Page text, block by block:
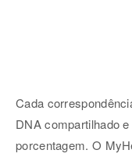
Cada
DNA compartilhado
porcentagem. O